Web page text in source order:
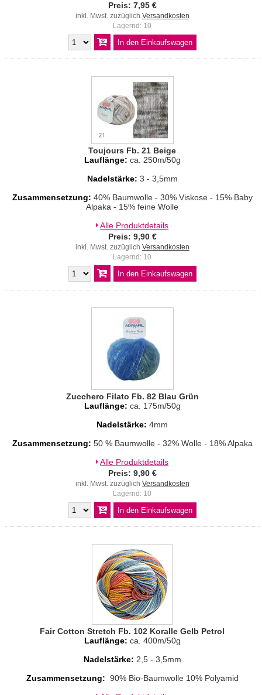
Preis: 7,95 €
inkl. Mwst. zuzüglich Versandkosten
Lagernd: 10
Toujours Fb. 21 Beige
Lauflänge: ca. 250m/50g
Nadelstärke: 3 - 3,5mm
Zusammensetzung: 40% Baumwolle - 30% Viskose - 15% Baby
Alpaka - 15% feine Wolle
Alle Produktdetails
Preis: 9,90 €
inkl. Mwst. zuzüglich Versandkosten
Lagernd: 10
Zucchero Filato Fb. 82 Blau Grün
Lauflänge: ca. 175m/50g
Nadelstärke: 4mm
Zusammensetzung: 50 % Baumwolle - 32% Wolle - 18% Alpaka
Alle Produktdetails
Preis: 9,90 €
inkl. Mwst. zuzüglich Versandkosten
Lagernd: 10
Fair Cotton Stretch Fb. 102 Koralle Gelb Petrol
Lauflänge: ca. 400m/50g
Nadelstärke: 2,5 - 3,5mm
Zusammensetzung: 90% Bio-Baumwolle 10% Polyamid